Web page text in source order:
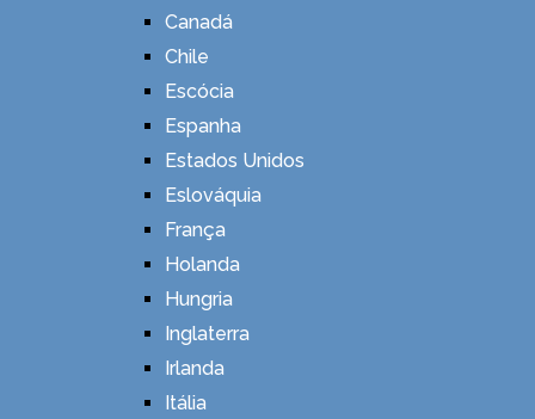
Canadá
Chile
Escócia
Espanha
Estados Unidos
Eslováquia
França
Holanda
Hungria
Inglaterra
Irlanda
Itália